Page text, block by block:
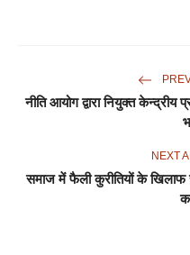
नीति आयोग द्वारा नियुक्त केन्द्रीय
NEXT
समाज में फैली कुरीतियों के खिलाफ